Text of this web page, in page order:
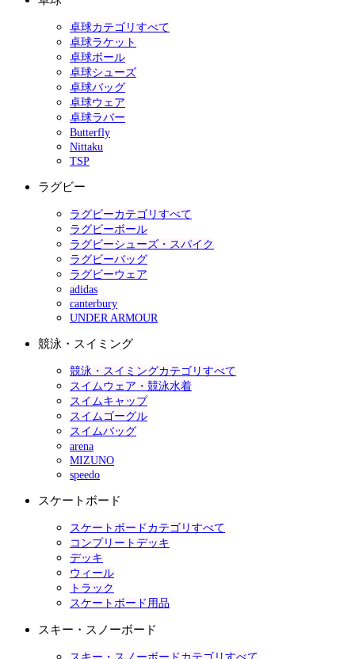
卓球カテゴリすべて
卓球ラケット
卓球ボール
卓球シューズ
卓球バッグ
卓球ウェア
卓球ラバー
Butterfly
Nittaku
TSP
ラグビー
ラグビーカテゴリすべて
ラグビーボール
ラグビーシューズ・スパイク
ラグビーバッグ
ラグビーウェア
adidas
canterbury
UNDER ARMOUR
競泳・スイミング
競泳・スイミングカテゴリすべて
スイムウェア・競泳水着
スイムキャップ
スイムゴーグル
スイムバッグ
arena
MIZUNO
speedo
スケートボード
スケートボードカテゴリすべて
コンプリートデッキ
デッキ
ウィール
トラック
スケートボード用品
スキー・スノーボード